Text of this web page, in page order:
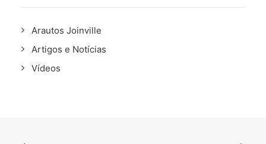
Arautos Joinville
Artigos e Notícias
Vídeos